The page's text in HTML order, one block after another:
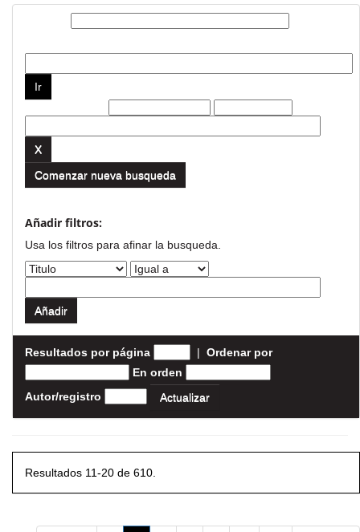
Comenzar nueva busqueda
Añadir filtros:
Usa los filtros para afinar la busqueda.
Resultados por página | Ordenar por
En orden
Autor/registro
Resultados 11-20 de 610.